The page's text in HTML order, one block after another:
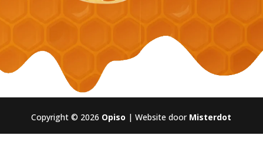
Copyright © 2026 Opiso | Website door Misterdot